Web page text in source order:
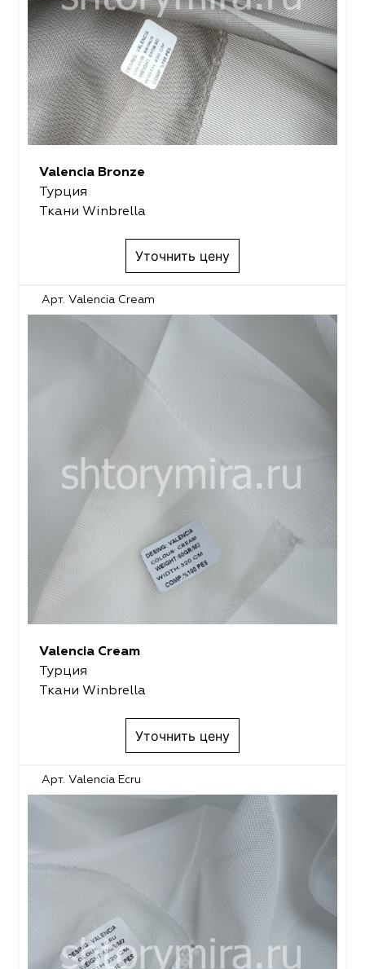
Valencia Bronze
Турция
Ткани Winbrella
Уточнить цену
Арт. Valencia Cream
Valencia Cream
Турция
Ткани Winbrella
Уточнить цену
Арт. Valencia Ecru